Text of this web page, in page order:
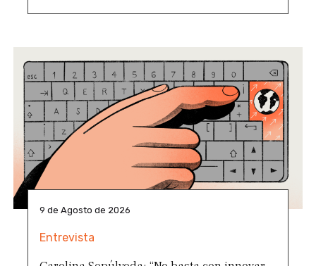
9 de Agosto de 2026
Entrevista